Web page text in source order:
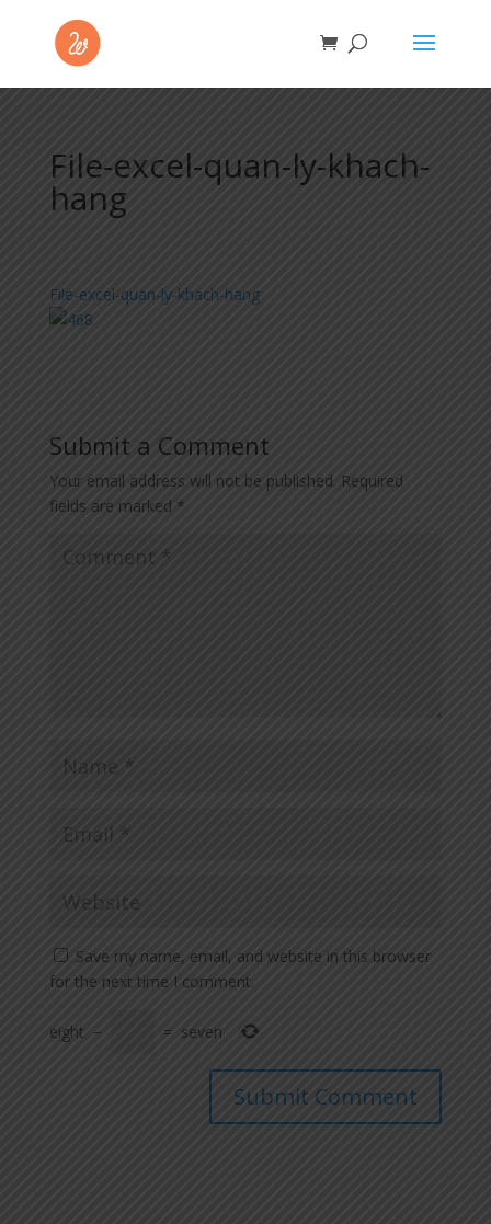
File-excel-quan-ly-khach-
hang
File-excel-quan-ly-khach-hang
Submit a Comment
Your email address will not be published. Required
fields are marked *
Save my name, email, and website in this browser
for the next time I comment.
eight − = seven